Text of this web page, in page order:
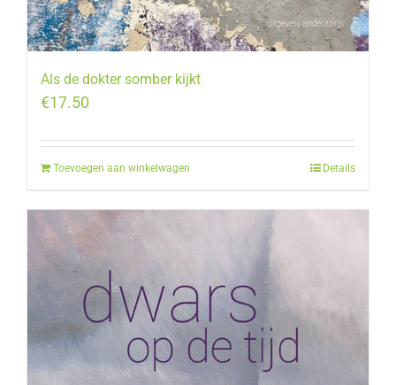
Als de dokter somber kijkt
€17.50
Toevoegen aan winkelwagen Details